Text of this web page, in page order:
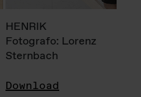
HENRIK
Fotografo: Lorenz
Sternbach
Download